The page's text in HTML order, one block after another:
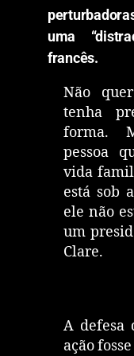
uma
francês.
Não
tenha
forma.
pessoa
vida
está sob
ele não
um
Clare.
A defesa
ação